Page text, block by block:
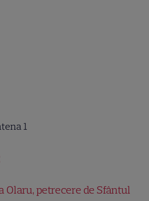
1
Olaru, petrecere de Sfântul